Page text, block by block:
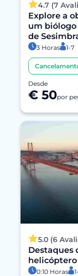
4.7 (7
Explore a
um
de
3 Horas 1-7
Desde
€ 50por
5.0 (6
Destaques
helicóptero
0:10 Horas